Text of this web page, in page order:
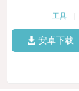
工具
安卓下载